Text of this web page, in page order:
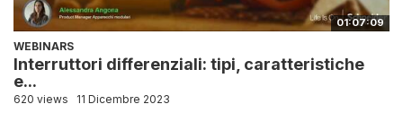
01:07:09
WEBINARS
Interruttori differenziali: tipi, caratteristiche
e...
620 views 11 Dicembre 2023